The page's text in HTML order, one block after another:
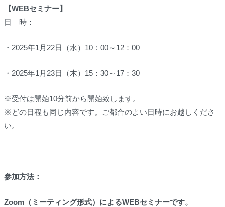
【WEBセミナー】
日 時：
・2025年1月22日（水）10：00～12：00
・2025年1月23日（木）15：30～17：30
※受付は開始10分前から開始致します。
※どの日程も同じ内容です。ご都合のよい日時にお越しくださ
い。
参加方法：
Zoom（ミーティング形式） によるWEBセミナーです。